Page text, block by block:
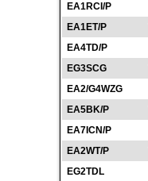
EA1RCI/P
EA1ET/P
EA4TD/P
EG3SCG
EA2/G4WZG
EA5BK/P
EA7ICN/P
EA2WT/P
EG2TDL